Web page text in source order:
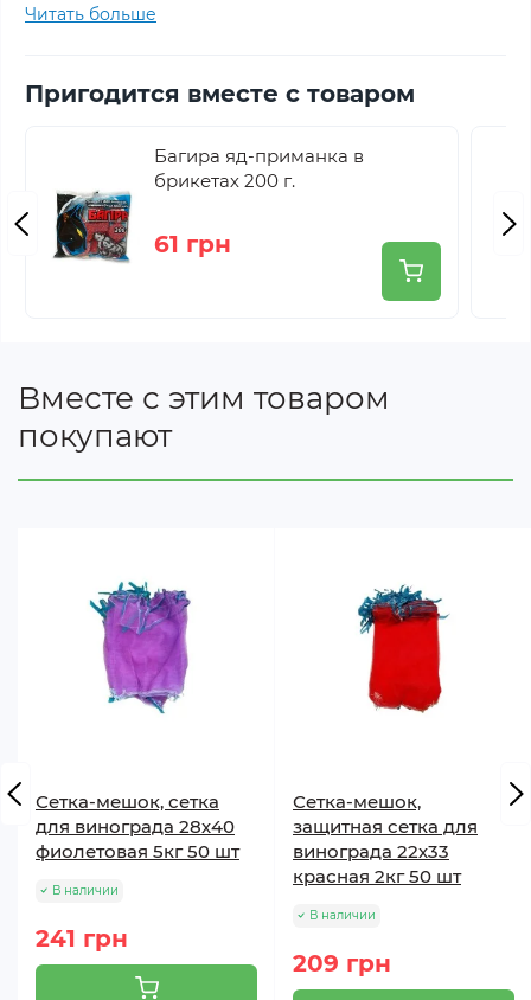
Ручка: отсутствует.
Читать больше
Пригодится вместе с товаром
Багира яд-приманка в
брикетах 200 г.
61 грн
Вместе с этим товаром
покупают
Сетка-мешок, сетка
для винограда 28х40
фиолетовая 5кг 50 шт
В наличии
241 грн
Сетка-мешок,
защитная сетка для
винограда 22х33
красная 2кг 50 шт
В наличии
209 грн